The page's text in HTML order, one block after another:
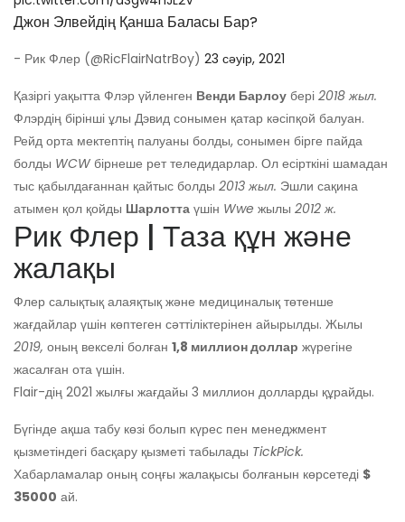
Джон Элвейдің Қанша Баласы Бар?
- Рик Флер (@RicFlairNatrBoy) 23 сәуір, 2021
Қазіргі уақытта Флэр үйленген Венди Барлоу бері 2018 жыл.
Флэрдің бірінші ұлы Дэвид сонымен қатар кәсіпқой балуан.
Рейд орта мектептің палуаны болды, сонымен бірге пайда
болды WCW бірнеше рет теледидарлар. Ол есірткіні шамадан
тыс қабылдағаннан қайтыс болды 2013 жыл. Эшли сақина
атымен қол қойды Шарлотта үшін Wwe жылы 2012 ж.
Рик Флер | Таза құн және
жалақы
Флер салықтық алаяқтық және медициналық төтенше
жағдайлар үшін көптеген сәттіліктерінен айырылды. Жылы
2019, оның векселі болған 1,8 миллион доллар жүрегіне
жасалған ота үшін.
Flair-дің 2021 жылғы жағдайы 3 миллион долларды құрайды.
Бүгінде ақша табу көзі болып күрес пен менеджмент
қызметіндегі басқару қызметі табылады TickPick.
Хабарламалар оның соңғы жалақысы болғанын көрсетеді $
35000 ай.